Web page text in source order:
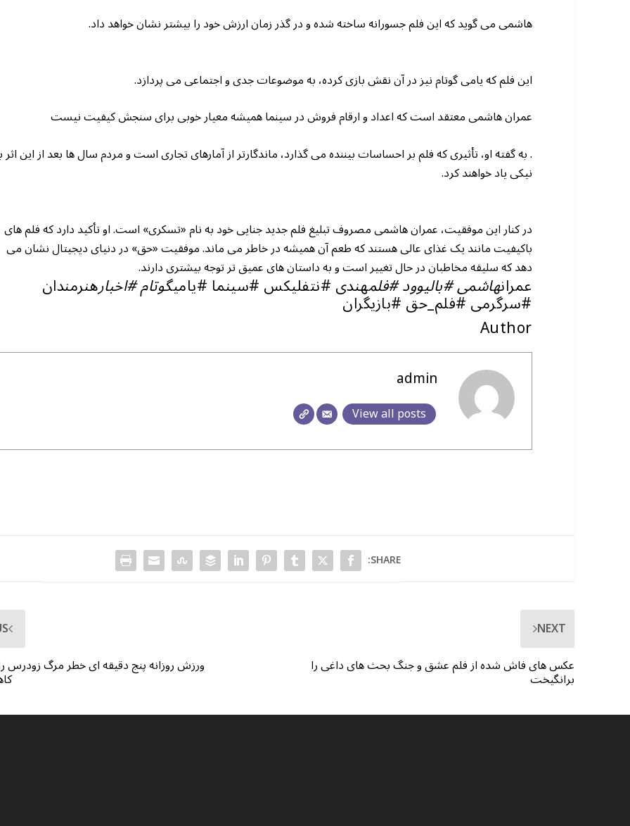
هاشمی می گوید که این فلم جسورانه ساخته شده و در گذر زمان ارزش خود را بیشتر نشان خواهد داد.
این فلم که یامی گوتام نیز در آن نقش بازی کرده، به موضوعات جدی و اجتماعی می پردازد.
عمران هاشمی معتقد است که اعداد و ارقام فروش در سینما همیشه معیار خوبی برای سنجش کیفیت نیست
. به گفته او، تأثیری که فلم بر احساسات بیننده می گذارد، ماندگارتر از آمارهای تجاری است و مردم سال ها بعد از این اثر
نیکی یاد خواهند کرد.
در کنار این موفقیت، عمران هاشمی مصروف تبلیغ فلم جدید جنایی خود به نام «تسکری» است. او تأکید دارد که فلم های
باکیفیت مانند یک غذای عالی هستند که طعم آن همیشه در خاطر می ماند. موفقیت «حق» در دنیای دیجیتال نشان می
دهد که سلیقه مخاطبان در حال تغییر است و به داستان های عمیق تر توجه بیشتری دارند.
عمرانهاشمی #بالیوود #فلمهندی #نتفلیکس #سینما #یامیگوتام #اخبارهنرمندان
#سرگرمی #فلم_حق #بازیگران
Author
admin
View all posts
SHARE:
ورزش روزانه پنج دقیقه ای خطر مرگ زودرس
NEXT
عکس های فاش شده از فلم عشق و جنگ بحث های داغی را
برانگیخت